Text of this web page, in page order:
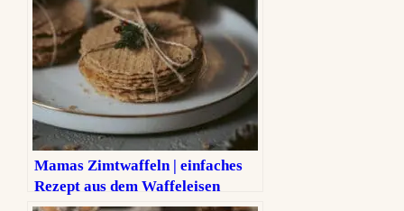
Mamas Zimtwaffeln | einfaches
Rezept aus dem Waffeleisen